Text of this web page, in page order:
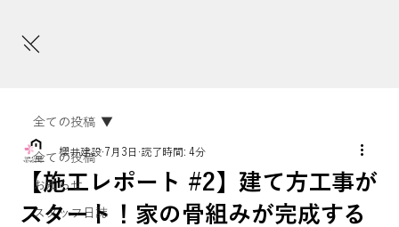
全ての投稿
お知らせ
スタッフ日誌
全ての投稿
【施工レポート #2】建て方工事が
スタート！家の骨組みが完成する
櫻井建設 7月3日 読了時間: 4分